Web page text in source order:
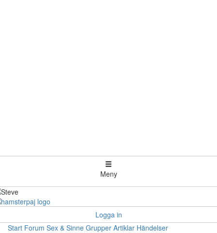
Meny
Logga in
Start Forum Sex & Sinne Grupper Artiklar Händelser